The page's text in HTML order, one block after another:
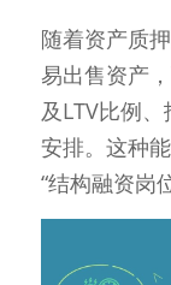
随着资产质
易出售资产
及LTV比例
安排。这种
“结构融资岗位